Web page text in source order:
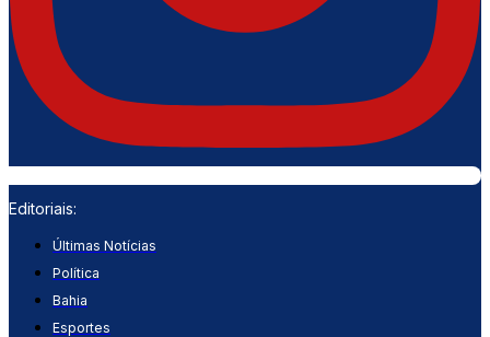
Editoriais:
Últimas Notícias
Política
Bahia
Esportes